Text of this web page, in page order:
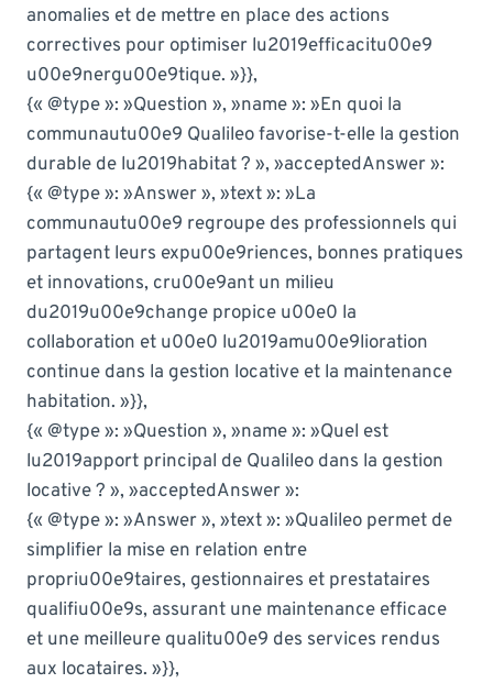
anomalies et de mettre en place des actions
correctives pour optimiser lu2019efficacitu00e9
u00e9nergu00e9tique. »}},
{« @type »: »Question », »name »: »En quoi la
communautu00e9 Qualileo favorise-t-elle la gestion
durable de lu2019habitat ? », »acceptedAnswer »:
{« @type »: »Answer », »text »: »La
communautu00e9 regroupe des professionnels qui
partagent leurs expu00e9riences, bonnes pratiques
et innovations, cru00e9ant un milieu
du2019u00e9change propice u00e0 la
collaboration et u00e0 lu2019amu00e9lioration
continue dans la gestion locative et la maintenance
habitation. »}},
{« @type »: »Question », »name »: »Quel est
lu2019apport principal de Qualileo dans la gestion
locative ? », »acceptedAnswer »:
{« @type »: »Answer », »text »: »Qualileo permet de
simplifier la mise en relation entre
propriu00e9taires, gestionnaires et prestataires
qualifiu00e9s, assurant une maintenance efficace
et une meilleure qualitu00e9 des services rendus
aux locataires. »}},